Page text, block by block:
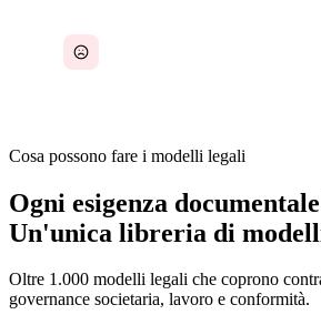
Cosa possono fare i modelli legali
Ogni esigenza
Un'unica libreria di
Oltre 1.000 modelli legali che coprono
governance societaria, lavoro e conformità.